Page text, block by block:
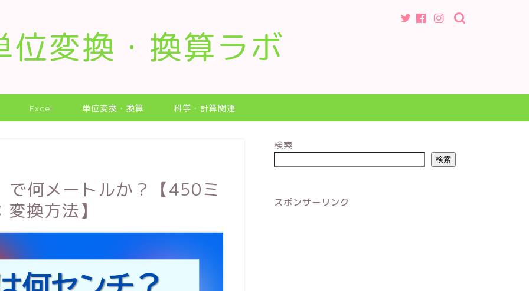
位変換・換算ラボ
Excel 単位変換・換算 科学・計算関連
で何メートルか？【450ミ
換方法】
検索
検索
スポンサーリンク